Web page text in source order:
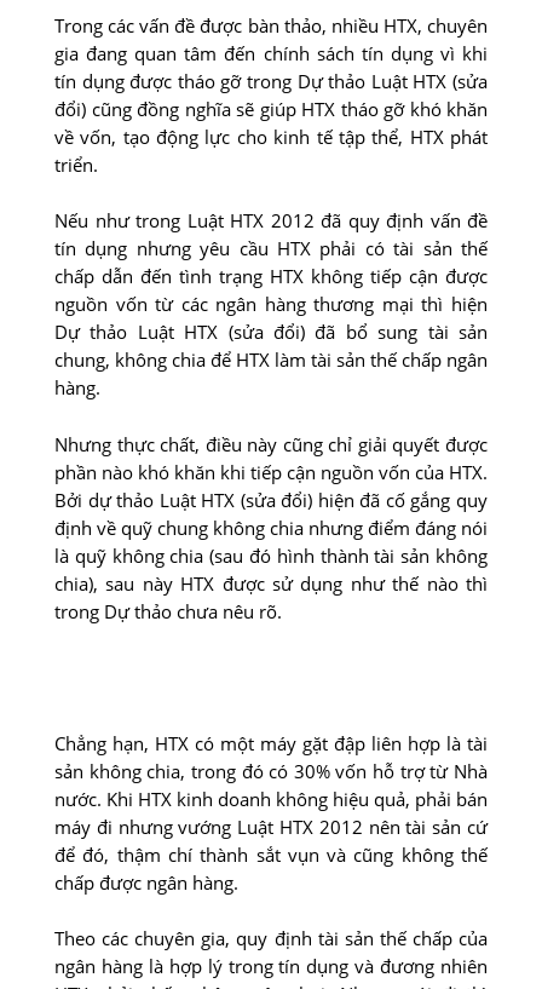
Trong các vấn đề được bàn thảo, nhiều HTX, chuyên
gia đang quan tâm đến chính sách tín dụng vì khi
tín dụng được tháo gỡ trong Dự thảo Luật HTX (sửa
đổi) cũng đồng nghĩa sẽ giúp HTX tháo gỡ khó khăn
về vốn, tạo động lực cho kinh tế tập thể, HTX phát
triển.
Nếu như trong Luật HTX 2012 đã quy định vấn đề
tín dụng nhưng yêu cầu HTX phải có tài sản thế
chấp dẫn đến tình trạng HTX không tiếp cận được
nguồn vốn từ các ngân hàng thương mại thì hiện
Dự thảo Luật HTX (sửa đổi) đã bổ sung tài sản
chung, không chia để HTX làm tài sản thế chấp ngân
hàng.
Nhưng thực chất, điều này cũng chỉ giải quyết được
phần nào khó khăn khi tiếp cận nguồn vốn của HTX.
Bởi dự thảo Luật HTX (sửa đổi) hiện đã cố gắng quy
định về quỹ chung không chia nhưng điểm đáng nói
là quỹ không chia (sau đó hình thành tài sản không
chia), sau này HTX được sử dụng như thế nào thì
trong Dự thảo chưa nêu rõ.
Chẳng hạn, HTX có một máy gặt đập liên hợp là tài
sản không chia, trong đó có 30% vốn hỗ trợ từ Nhà
nước. Khi HTX kinh doanh không hiệu quả, phải bán
máy đi nhưng vướng Luật HTX 2012 nên tài sản cứ
để đó, thậm chí thành sắt vụn và cũng không thế
chấp được ngân hàng.
Theo các chuyên gia, quy định tài sản thế chấp của
ngân hàng là hợp lý trong tín dụng và đương nhiên